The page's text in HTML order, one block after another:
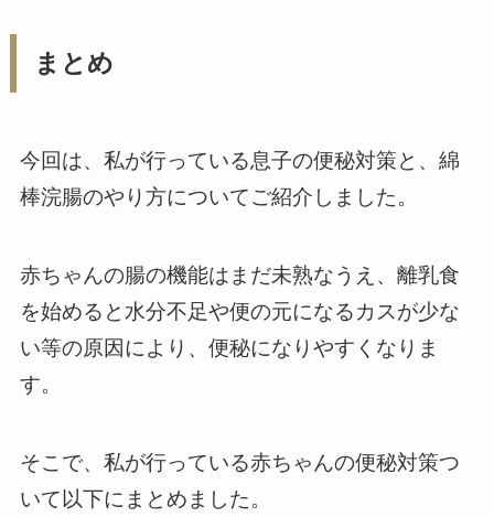
まとめ
今回は、私が行っている息子の便秘対策と、綿
棒浣腸のやり方についてご紹介しました。
赤ちゃんの腸の機能はまだ未熟なうえ、離乳食
を始めると水分不足や便の元になるカスが少な
い等の原因により、便秘になりやすくなりま
す。
そこで、私が行っている赤ちゃんの便秘対策つ
いて以下にまとめました。